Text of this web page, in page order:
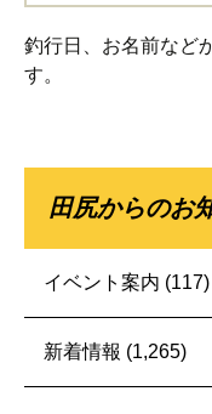
索:
釣行日、お名前など
す。
田尻からのお
イベント案内 (117)
新着情報 (1,265)